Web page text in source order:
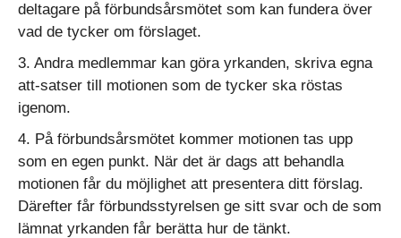
deltagare på förbundsårsmötet som kan fundera över
vad de tycker om förslaget.
3. Andra medlemmar kan göra yrkanden, skriva egna
att-satser till motionen som de tycker ska röstas
igenom.
4. På förbundsårsmötet kommer motionen tas upp
som en egen punkt. När det är dags att behandla
motionen får du möjlighet att presentera ditt förslag.
Därefter får förbundsstyrelsen ge sitt svar och de som
lämnat yrkanden får berätta hur de tänkt.